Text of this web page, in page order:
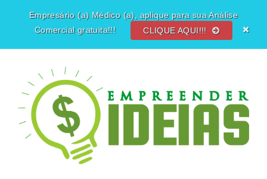
Empresário (a) Médico (a), aplique para sua Análise
Comercial gratuita!!!
CLIQUE AQUI!!!